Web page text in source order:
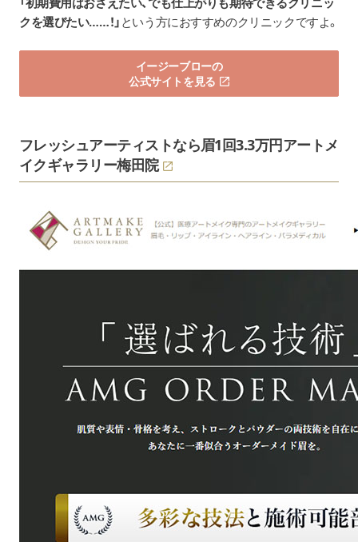
クを選びたい……！」 という方におすすめのクリニックですよ。
イージーブローの
公式サイトを見る
フレッシュアーティストなら眉1回3.3万円アートメ
イクギャラリー梅田院